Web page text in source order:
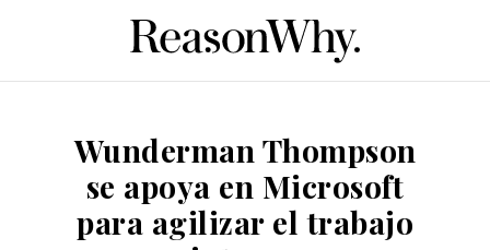
Wunderman Thompson
se apoya en Microsoft
para agilizar el trabajo